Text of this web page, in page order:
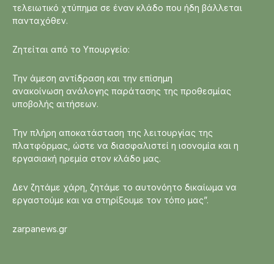
τελειωτικό χτύπημα σε έναν κλάδο που ήδη βάλλεται
πανταχόθεν.
Ζητείται από το Υπουργείο:
Την άμεση αντίδραση και την επίσημη
ανακοίνωση ανάλογης παράτασης της προθεσμίας
υποβολής αιτήσεων.
Την πλήρη αποκατάσταση της λειτουργίας της
πλατφόρμας, ώστε να διασφαλιστεί η ισονομία και η
εργασιακή ηρεμία στον κλάδο μας.
Δεν ζητάμε χάρη, ζητάμε το αυτονόητο δικαίωμα να
εργαστούμε και να στηρίξουμε τον τόπο μας”.
zarpanews.gr